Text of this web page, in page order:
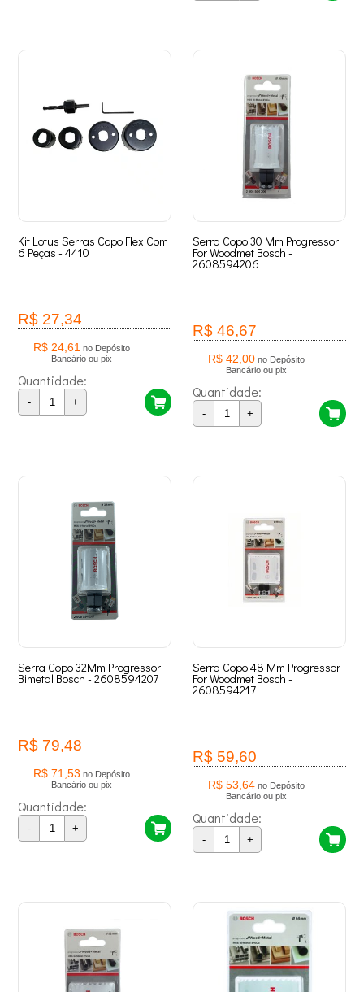
Kit Lotus Serras Copo Flex Com
6 Peças - 4410
R$ 27,34
R$ 24,61 no Depósito
Bancário ou pix
Quantidade:
- +
Serra Copo 30 Mm Progressor
For Woodmet Bosch -
2608594206
R$ 46,67
R$ 42,00 no Depósito
Bancário ou pix
Quantidade:
- +
Serra Copo 32Mm Progressor
Bimetal Bosch - 2608594207
R$ 79,48
R$ 71,53 no Depósito
Bancário ou pix
Quantidade:
- +
Serra Copo 48 Mm Progressor
For Woodmet Bosch -
2608594217
R$ 59,60
R$ 53,64 no Depósito
Bancário ou pix
Quantidade:
- +